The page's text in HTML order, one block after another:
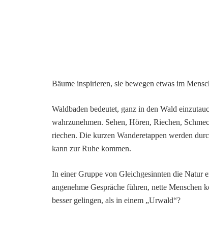
Bäume inspirieren, sie bewegen etwas im
Waldbaden bedeutet, ganz in den Wald
wahrzunehmen. Sehen, Hören, Riechen,
riechen. Die kurzen Wanderetappen werden
kann zur Ruhe kommen.
In einer Gruppe von Gleichgesinnten die Natur
angenehme Gespräche führen, nette Menschen
besser gelingen, als in einem „Urwald“?